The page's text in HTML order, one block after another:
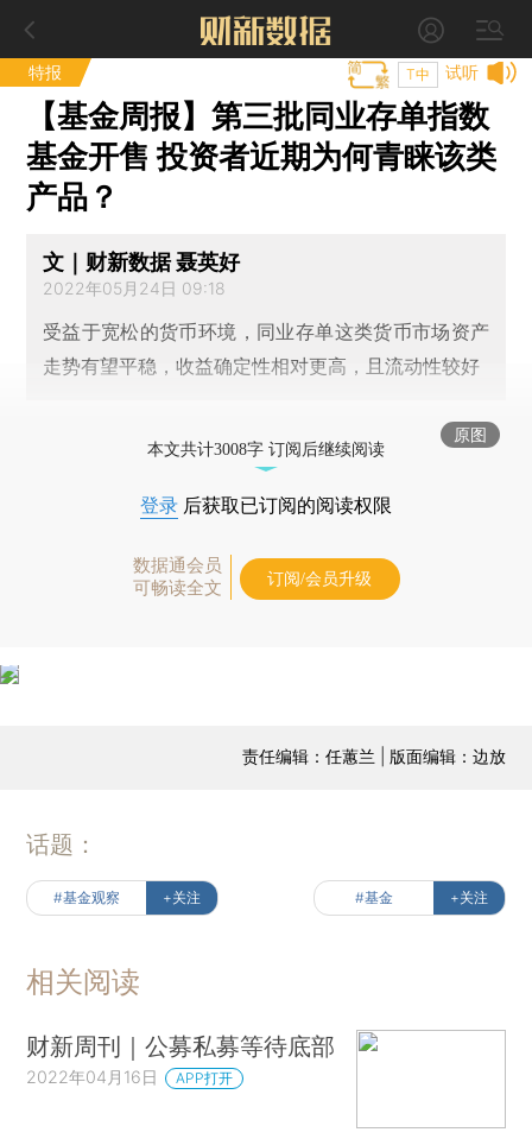
特报 试听
T中
【基金周报】第三批同业存单指数
基金开售 投资者近期为何青睐该类
产品？
文｜财新数据 聂英好
2022年05月24日 09:18
受益于宽松的货币环境，同业存单这类货币市场资产
走势有望平稳，收益确定性相对更高，且流动性较好
原图
本文共计3008字 订阅后继续阅读
登录 后获取已订阅的阅读权限
数据通会员
可畅读全文
订阅/会员升级
责任编辑：任蕙兰 | 版面编辑：边放
话题：
#基金观察 +关注 #基金 +关注
相关阅读
财新周刊｜公募私募等待底部
2022年04月16日 APP打开